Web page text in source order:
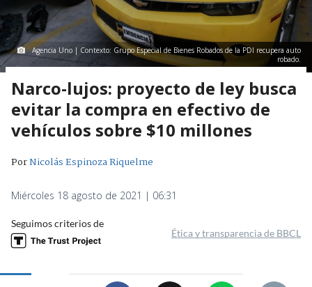
Agencia Uno | Contexto: Grupo Especial de Bienes Robados de la PDI recupera auto
robado.
Narco-lujos: proyecto de ley busca
evitar la compra en efectivo de
vehículos sobre $10 millones
PorNicolás Espinoza Riquelme
Miércoles 18 agosto de 2021 | 06:31
Seguimos criterios de
Ética y transparencia de BBCL